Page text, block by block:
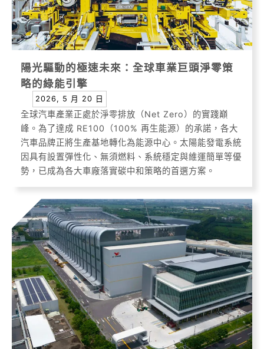
陽光驅動的極速未來：全球車業巨頭淨零策
略的綠能引擎
2026, 5 月 20 日
全球汽車產業正處於淨零排放（Net Zero）的實踐巔
峰。為了達成 RE100（100% 再生能源）的承諾，各大
汽車品牌正將生產基地轉化為能源中心。太陽能發電系統
因具有設置彈性化、無須燃料、系統穩定與維運簡單等優
勢，已成為各大車廠落實碳中和策略的首選方案。